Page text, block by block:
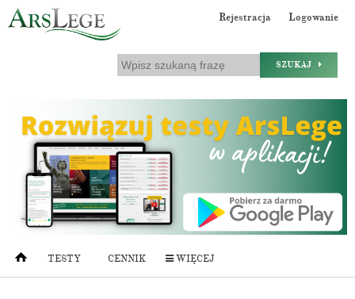
Rejestracja Logowanie
SZUKAJ
TESTY CENNIK WIĘCEJ